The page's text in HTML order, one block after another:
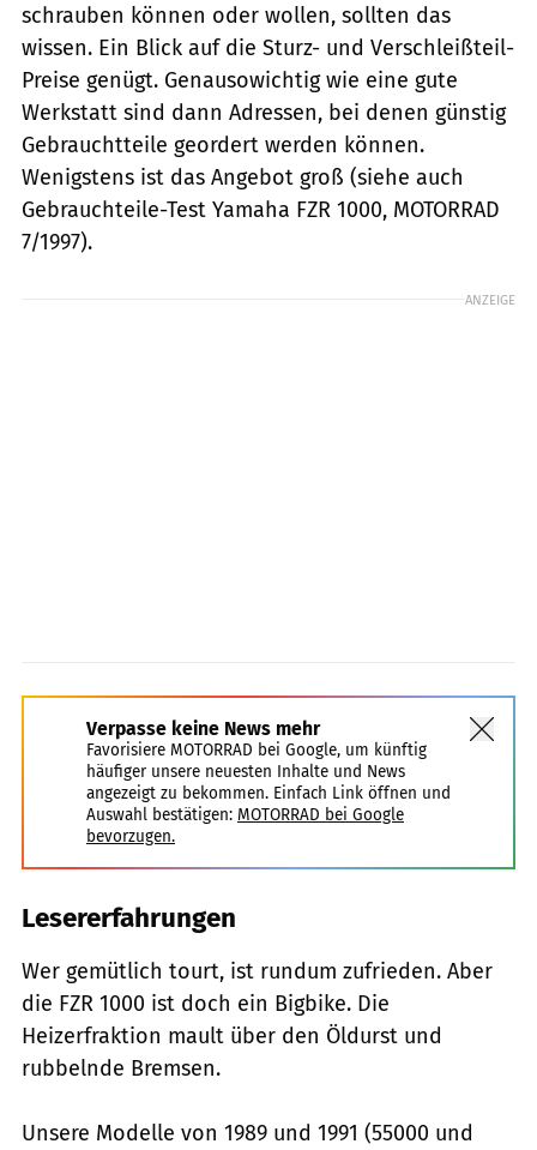
schrauben können oder wollen, sollten das
wissen. Ein Blick auf die Sturz- und Verschleißteil-
Preise genügt. Genausowichtig wie eine gute
Werkstatt sind dann Adressen, bei denen günstig
Gebrauchtteile geordert werden können.
Wenigstens ist das Angebot groß (siehe auch
Gebrauchteile-Test Yamaha FZR 1000, MOTORRAD
7/1997).
ANZEIGE
Verpasse keine News mehr
Favorisiere MOTORRAD bei Google, um künftig
häufiger unsere neuesten Inhalte und News
angezeigt zu bekommen. Einfach Link öffnen und
Auswahl bestätigen: MOTORRAD bei Google
bevorzugen.
Lesererfahrungen
Wer gemütlich tourt, ist rundum zufrieden. Aber
die FZR 1000 ist doch ein Bigbike. Die
Heizerfraktion mault über den Öldurst und
rubbelnde Bremsen.
Unsere Modelle von 1989 und 1991 (55000 und